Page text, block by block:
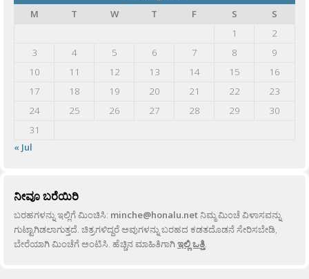
M
T W T F S
S
1
2
3
4 5 6 7 8
9
10
11 12 13 14 15
16
17
18 19 20 21 22
23
24
25 26 27 28 29
30
31
« Jul
ನೀವೂ ಬರೆಯಿರಿ
ಬರಹಗಳನ್ನು ಇಲ್ಲಿಗೆ ಮಿಂಚಿಸಿ: minche@honalu.netನಿಮ್ಮ ಮಿಂಚೆ ವಿಳಾಸವನ್ನು
ಗುಟ್ಟಾಗಿಡಲಾಗುತ್ತದೆ. ಚಿತ್ರಗಳಿದ್ದರೆ ಅವುಗಳನ್ನು ಬರಹದ ಕಡತದೊಡನೆ ಸೇರಿಸಬೇಡಿ,
ಬೇರೆಯಾಗಿ ಮಿಂಚೆಗೆ ಅಂಟಿಸಿ. ಹೆಚ್ಚಿನ ಮಾಹಿತಿಗಾಗಿಇಲ್ಲಿ ಒತ್ತಿ.